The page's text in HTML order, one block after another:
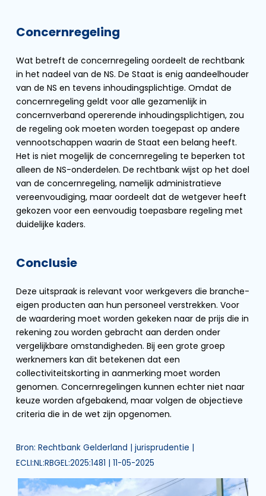
Concernregeling
Wat betreft de concernregeling oordeelt de rechtbank
in het nadeel van de NS. De Staat is enig aandeelhouder
van de NS en tevens inhoudingsplichtige. Omdat de
concernregeling geldt voor alle gezamenlijk in
concernverband opererende inhoudingsplichtigen, zou
de regeling ook moeten worden toegepast op andere
vennootschappen waarin de Staat een belang heeft.
Het is niet mogelijk de concernregeling te beperken tot
alleen de NS-onderdelen. De rechtbank wijst op het doel
van de concernregeling, namelijk administratieve
vereenvoudiging, maar oordeelt dat de wetgever heeft
gekozen voor een eenvoudig toepasbare regeling met
duidelijke kaders.
Conclusie
Deze uitspraak is relevant voor werkgevers die branche-
eigen producten aan hun personeel verstrekken. Voor
de waardering moet worden gekeken naar de prijs die in
rekening zou worden gebracht aan derden onder
vergelijkbare omstandigheden. Bij een grote groep
werknemers kan dit betekenen dat een
collectiviteitskorting in aanmerking moet worden
genomen. Concernregelingen kunnen echter niet naar
keuze worden afgebakend, maar volgen de objectieve
criteria die in de wet zijn opgenomen.
Bron: Rechtbank Gelderland | jurisprudentie |
ECLI:NL:RBGEL:2025:1481 | 11-05-2025